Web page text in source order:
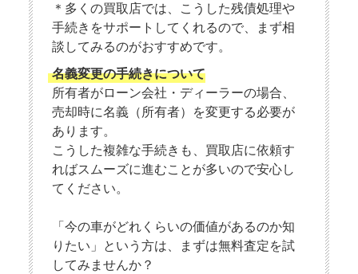
＊多くの買取店では、こうした残債処理や
手続きをサポートしてくれるので、まず相
談してみるのがおすすめです。
名義変更の手続きについて
所有者がローン会社・ディーラーの場合、
売却時に名義（所有者）を変更する必要が
あります。
こうした複雑な手続きも、買取店に依頼す
ればスムーズに進むことが多いので安心し
てください。
「今の車がどれくらいの価値があるのか知
りたい」という方は、まずは無料査定を試
してみませんか？